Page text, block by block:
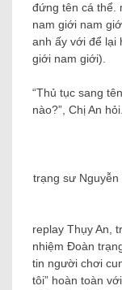
đứng tên cá thể.
nam giới nam
anh ấy với để lại
giới nam giới).
“Thủ tục sang
nào?”, Chị An hỏi.
trạng sư
replay Thụy An,
nhiệm Đoàn
tin người chơi
tôi” hoàn toàn